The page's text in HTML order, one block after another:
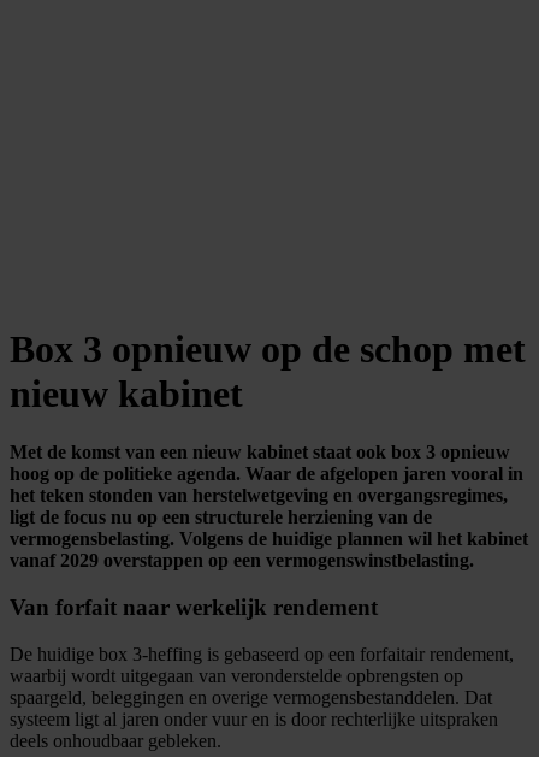
Box 3 opnieuw op de schop met
nieuw kabinet
Met de komst van een nieuw kabinet staat ook box 3 opnieuw
hoog op de politieke agenda. Waar de afgelopen jaren vooral in
het teken stonden van herstelwetgeving en overgangsregimes,
ligt de focus nu op een structurele herziening van de
vermogensbelasting. Volgens de huidige plannen wil het kabinet
vanaf 2029 overstappen op een vermogenswinstbelasting.
Van forfait naar werkelijk rendement
De huidige box 3-heffing is gebaseerd op een forfaitair rendement,
waarbij wordt uitgegaan van veronderstelde opbrengsten op
spaargeld, beleggingen en overige vermogensbestanddelen. Dat
systeem ligt al jaren onder vuur en is door rechterlijke uitspraken
deels onhoudbaar gebleken.